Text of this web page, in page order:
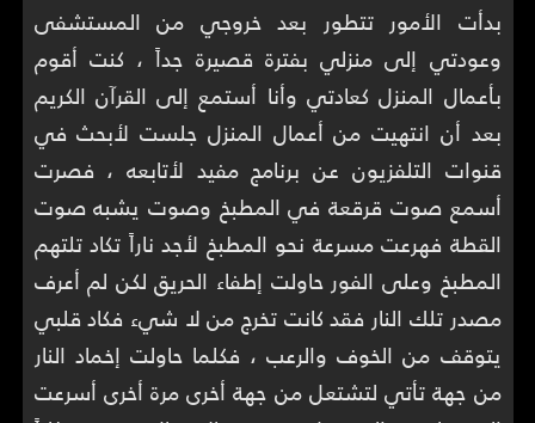
بدأت الأمور تتطور بعد خروجي من المستشفى
وعودتي إلى منزلي بفترة قصيرة جداً ، كنت أقوم
بأعمال المنزل كعادتي وأنا أستمع إلى القرآن الكريم
بعد أن انتهيت من أعمال المنزل جلست لأبحث في
قنوات التلفزيون عن برنامج مفيد لأتابعه ، فصرت
أسمع صوت قرقعة في المطبخ وصوت يشبه صوت
القطة فهرعت مسرعة نحو المطبخ لأجد ناراً تكاد تلتهم
المطبخ وعلى الفور حاولت إطفاء الحريق لكن لم أعرف
مصدر تلك النار فقد كانت تخرج من لا شيء فكاد قلبي
يتوقف من الخوف والرعب ، فكلما حاولت إخماد النار
من جهة تأتي لتشتعل من جهة أخرى مرة أخرى أسرعت